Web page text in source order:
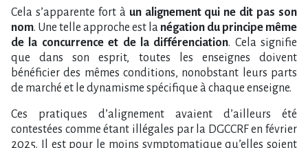
Cela s’apparente fort à un alignement qui ne dit pas son
nom. Une telle approche est la négation du principe même
de la concurrence et de la différenciation. Cela signifie
que dans son esprit, toutes les enseignes doivent
bénéficier des mêmes conditions, nonobstant leurs parts
de marché et le dynamisme spécifique à chaque enseigne.
Ces pratiques d’alignement avaient d’ailleurs été
contestées comme étant illégales par la DGCCRF en février
2025. Il est pour le moins symptomatique qu’elles soient